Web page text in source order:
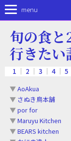
menu
旬の食
行きたい
1 2 3 4 5
▼AoAkua
▼ さぬき鳥本舗
▼por for
▼Maruyu Kitchen
▼BEARS kitchen